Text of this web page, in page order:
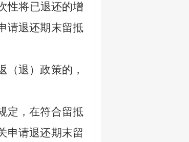
性将已退还的增
请退还期末留抵
退）政策的，
定，在符合留抵
申请退还期末留